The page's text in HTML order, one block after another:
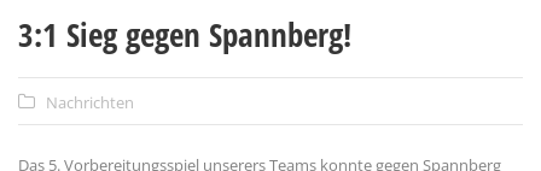
3:1 Sieg gegen Spannberg!
Nachrichten
Das 5. Vorbereitungsspiel unserers Teams konnte gegen Spannberg